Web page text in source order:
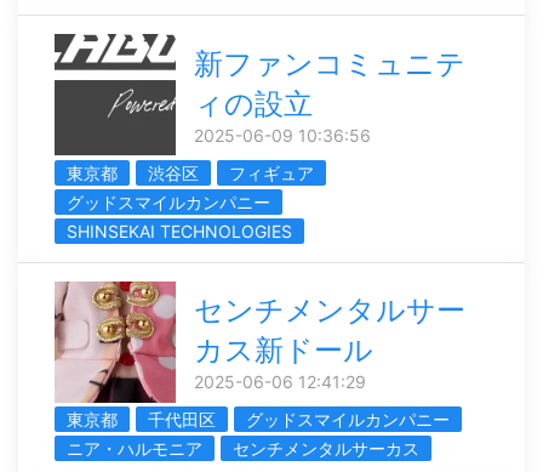
新ファンコミュニテ
ィの設立
2025-06-09 10:36:56
東京都
渋谷区
フィギュア
グッドスマイルカンパニー
SHINSEKAI TECHNOLOGIES
センチメンタルサー
カス新ドール
2025-06-06 12:41:29
東京都
千代田区
グッドスマイルカンパニー
ニア・ハルモニア
センチメンタルサーカス